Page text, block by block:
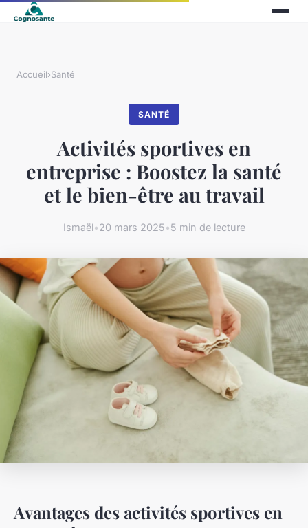
Accueil›Santé
SANTÉ
Activités sportives en
entreprise : Boostez la santé
et le bien-être au travail
Ismaël•20 mars 2025•5 min de lecture
Avantages des activités sportives en